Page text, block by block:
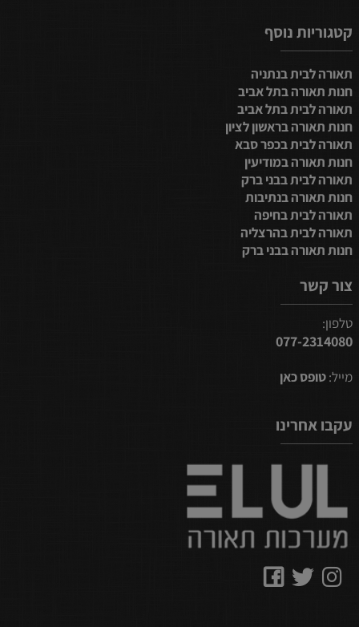
קטגוריות נוסף
תאורה לבית בנתניה
חנות תאורה בתל אביב
תאורה לבית בתל אביב
חנות תאורה בראשון לציון
תאורה לבית בכפר סבא
חנות תאורה במודיעין
תאורה לבית בבני ברק
חנות תאורה בנתיבות
תאורה לבית בחיפה
תאורה לבית בהרצליה
חנות תאורה בבני ברק
צור קשר
טלפון:
077-2314080
מייל:טופס כאן
עקבו אחרינו